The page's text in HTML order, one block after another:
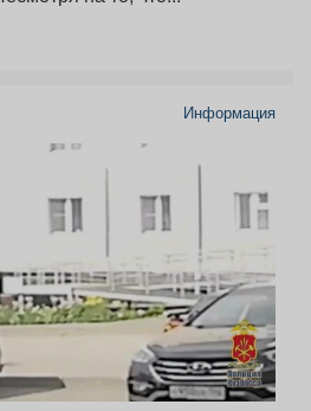
Информация